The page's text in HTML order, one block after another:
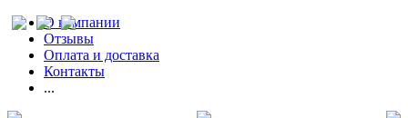
О компании
Отзывы
Оплата и доставка
Контакты
...